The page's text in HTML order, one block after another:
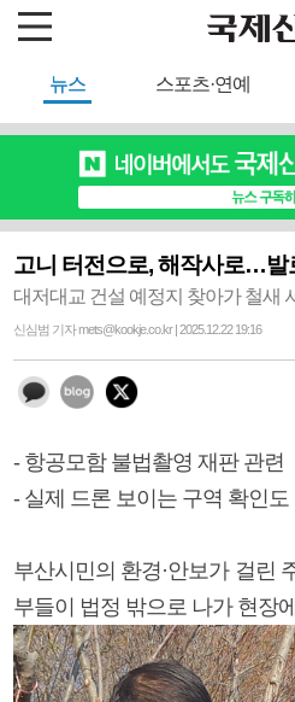
뉴스 스포츠·연예
고니 터전으로, 해작사로…발
대저대교 건설 예정지 찾아가 철새
신심범 기자 mets@kookje.co.kr | 2025.12.22 19:16
- 항공모함 불법촬영 재판 관련
- 실제 드론 보이는 구역 확인도
부산시민의 환경·안보가 걸린
부들이 법정 밖으로 나가 현장